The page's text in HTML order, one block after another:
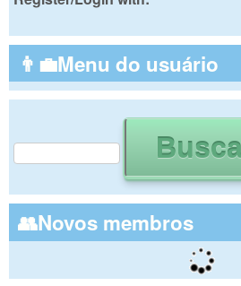
👨‍💼Menu do usuário
Formulário de busca
👥Novos membros